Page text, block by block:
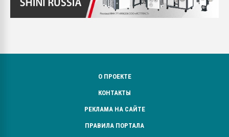
О ПРОЕКТЕ
КОНТАКТЫ
РЕКЛАМА НА САЙТЕ
ПРАВИЛА ПОРТАЛА